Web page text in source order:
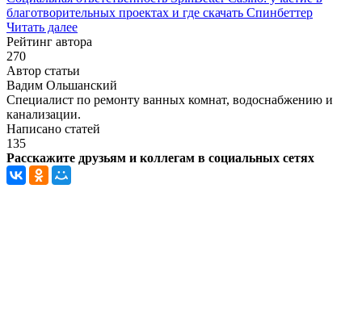
благотворительных проектах и где скачать Спинбеттер
Читать далее
Рейтинг автора
270
Автор статьи
Вадим Ольшанский
Специалист по ремонту ванных комнат, водоснабжению и
канализации.
Написано статей
135
Расскажите друзьям и коллегам в социальных сетях